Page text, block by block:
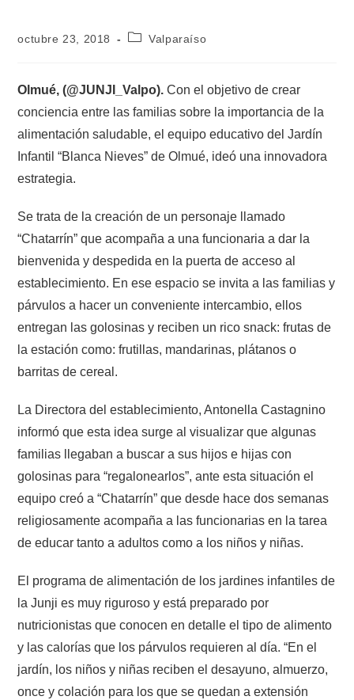
octubre 23, 2018 Valparaíso
Olmué, (@JUNJI_Valpo). Con el objetivo de crear
conciencia entre las familias sobre la importancia de la
alimentación saludable, el equipo educativo del Jardín
Infantil “Blanca Nieves” de Olmué, ideó una innovadora
estrategia.
Se trata de la creación de un personaje llamado
“Chatarrín” que acompaña a una funcionaria a dar la
bienvenida y despedida en la puerta de acceso al
establecimiento. En ese espacio se invita a las familias y
párvulos a hacer un conveniente intercambio, ellos
entregan las golosinas y reciben un rico snack: frutas de
la estación como: frutillas, mandarinas, plátanos o
barritas de cereal.
La Directora del establecimiento, Antonella Castagnino
informó que esta idea surge al visualizar que algunas
familias llegaban a buscar a sus hijos e hijas con
golosinas para “regalonearlos”, ante esta situación el
equipo creó a “Chatarrín” que desde hace dos semanas
religiosamente acompaña a las funcionarias en la tarea
de educar tanto a adultos como a los niños y niñas.
El programa de alimentación de los jardines infantiles de
la Junji es muy riguroso y está preparado por
nutricionistas que conocen en detalle el tipo de alimento
y las calorías que los párvulos requieren al día. “En el
jardín, los niños y niñas reciben el desayuno, almuerzo,
once y colación para los que se quedan a extensión